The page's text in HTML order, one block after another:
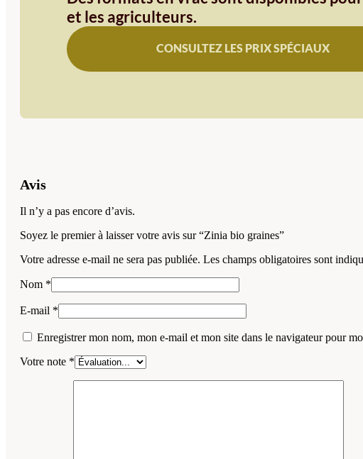
et les agriculteurs.
CONSULTEZ LES PRIX SPÉCIAUX
Avis
Il n’y a pas encore d’avis.
Soyez le premier à laisser votre avis sur “Zinia bio graines”
Votre adresse e-mail ne sera pas publiée. Les champs obligatoires sont
Nom *
E-mail *
Enregistrer mon nom, mon e-mail et mon site dans le navigateur pour
Votre note *